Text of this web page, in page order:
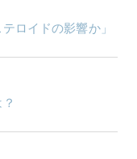
ロイドの影響か」